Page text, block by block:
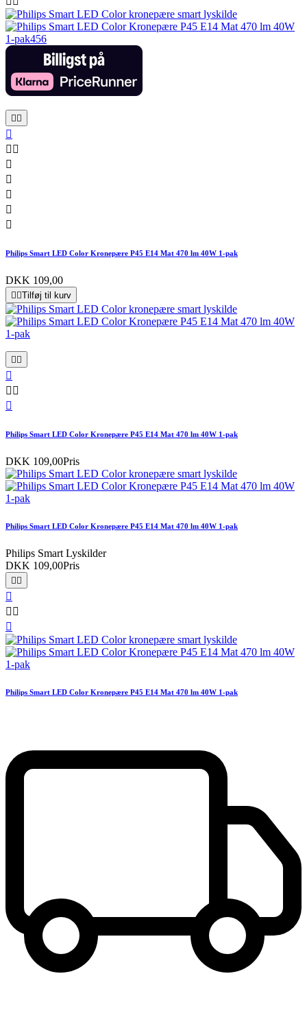
 

 





Philips Smart LED Color Kronepære P45 E14 Mat 470 lm 40W 1-pak
DKK 109,00
 Tilføj til kurv
 

 

Philips Smart LED Color Kronepære P45 E14 Mat 470 lm 40W 1-pak
DKK 109,00Pris
Philips Smart LED Color Kronepære P45 E14 Mat 470 lm 40W 1-pak
Philips Smart Lyskilder
DKK 109,00Pris
 

 

Philips Smart LED Color Kronepære P45 E14 Mat 470 lm 40W 1-pak